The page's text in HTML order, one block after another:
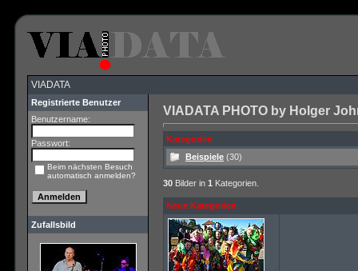
VIADATA
Registrierte Benutzer
Benutzername:
Passwort:
Beim nächsten Besuch
automatisch anmelden?
Zufallsbild
VIADATA PHOTO by Holger
Kategorien
Beispiele (30)
30 Bilder in 1 Kategorien.
Neue Kategorien